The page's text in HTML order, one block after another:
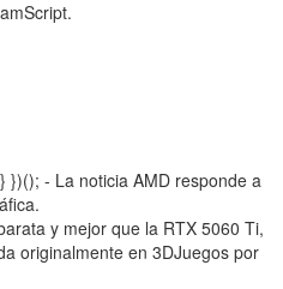
})(); - La noticia AMD responde a
y mejor que la RTX 5060 Ti,
originalmente en 3DJuegos por